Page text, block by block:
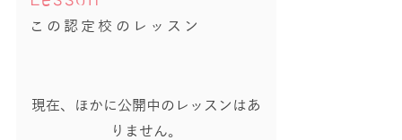
この認定校のレッスン
現在、ほかに公開中のレッスンはあ
りません。